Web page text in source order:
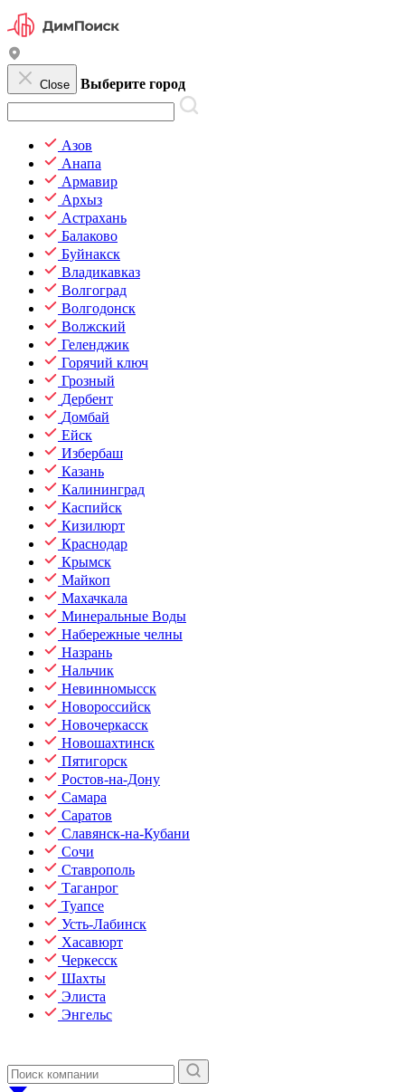
Close Выберите город
Азов
Анапа
Армавир
Архыз
Астрахань
Балаково
Буйнакск
Владикавказ
Волгоград
Волгодонск
Волжский
Геленджик
Горячий ключ
Грозный
Дербент
Домбай
Ейск
Избербаш
Казань
Калининград
Каспийск
Кизилюрт
Краснодар
Крымск
Майкоп
Махачкала
Минеральные Воды
Набережные челны
Назрань
Нальчик
Невинномысск
Новороссийск
Новочеркасск
Новошахтинск
Пятигорск
Ростов-на-Дону
Самара
Саратов
Славянск-на-Кубани
Сочи
Ставрополь
Таганрог
Туапсе
Усть-Лабинск
Хасавюрт
Черкесск
Шахты
Элиста
Энгельс